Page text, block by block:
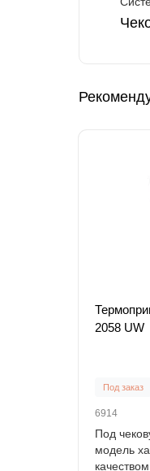
2058 UW
Под заказ
6914
Под
модель